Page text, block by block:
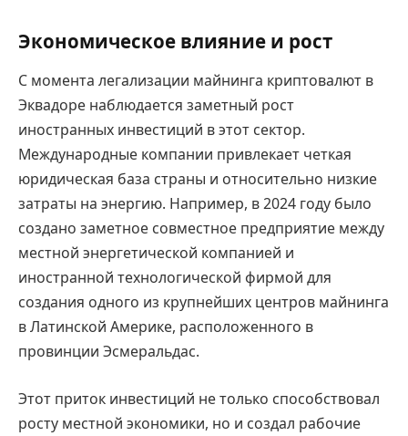
Экономическое влияние и рост
С момента легализации майнинга криптовалют в
Эквадоре наблюдается заметный рост
иностранных инвестиций в этот сектор.
Международные компании привлекает четкая
юридическая база страны и относительно низкие
затраты на энергию. Например, в 2024 году было
создано заметное совместное предприятие между
местной энергетической компанией и
иностранной технологической фирмой для
создания одного из крупнейших центров майнинга
в Латинской Америке, расположенного в
провинции Эсмеральдас.
Этот приток инвестиций не только способствовал
росту местной экономики, но и создал рабочие